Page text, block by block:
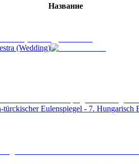
Название
(Wedding)
Eulenspiegel - 7. Hungarisch